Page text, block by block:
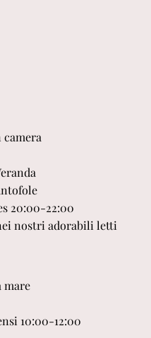
20:00-22:00
nostri adorabili letti
mare
10:00-12:00